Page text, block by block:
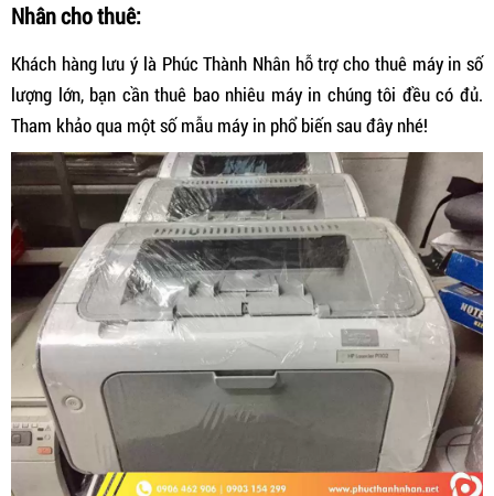
Nhân cho thuê:
Khách hàng lưu ý là Phúc Thành Nhân hỗ trợ cho thuê máy in số
lượng lớn, bạn cần thuê bao nhiêu máy in chúng tôi đều có đủ.
Tham khảo qua một số mẫu máy in phổ biến sau đây nhé!